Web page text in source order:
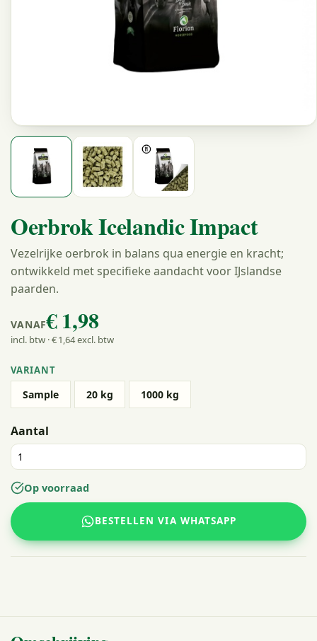
Oerbrok Icelandic Impact
Vezelrijke oerbrok in balans qua energie en kracht;
ontwikkeld met specifieke aandacht voor IJslandse
paarden.
VANAF€ 1,98
incl. btw · € 1 ,64excl. btw
VARIANT
Sample 20 kg 1000 kg
Aantal
Op voorraad
BESTELLEN VIA WHATSAPP